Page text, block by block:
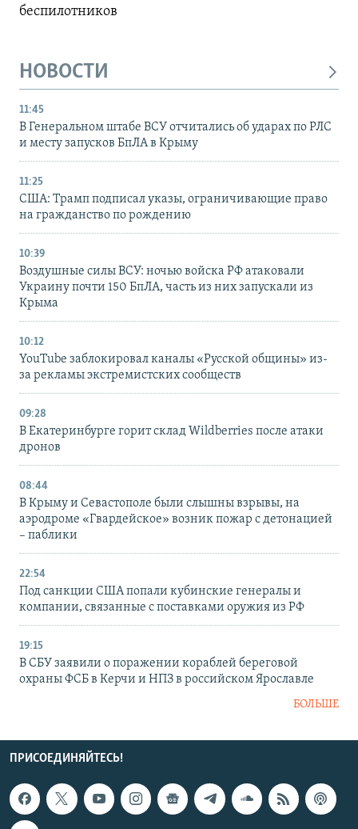
беспилотников
НОВОСТИ
11:45
В Генеральном штабе ВСУ отчитались об ударах по РЛС
и месту запусков БпЛА в Крыму
11:25
США: Трамп подписал указы, ограничивающие право
на гражданство по рождению
10:39
Воздушные силы ВСУ: ночью войска РФ атаковали
Украину почти 150 БпЛА, часть из них запускали из
Крыма
10:12
YouTube заблокировал каналы «Русской общины» из-
за рекламы экстремистских сообществ
09:28
В Екатеринбурге горит склад Wildberries после атаки
дронов
08:44
В Крыму и Севастополе были слышны взрывы, на
аэродроме «Гвардейское» возник пожар с детонацией
– паблики
22:54
Под санкции США попали кубинские генералы и
компании, связанные с поставками оружия из РФ
19:15
В СБУ заявили о поражении кораблей береговой
охраны ФСБ в Керчи и НПЗ в российском Ярославле
БОЛЬШЕ
ПРИСОЕДИНЯЙТЕСЬ!